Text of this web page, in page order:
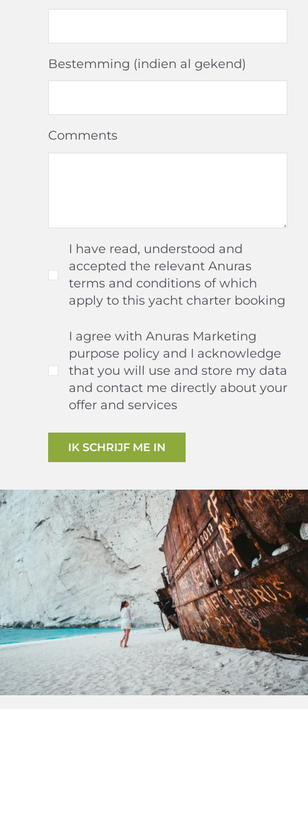
Bestemming (indien al gekend)
Comments
I have read, understood and
accepted the relevant Anuras
terms and conditions of which
apply to this yacht charter booking
I agree with Anuras Marketing
purpose policy and I acknowledge
that you will use and store my data
and contact me directly about your
offer and services
IK SCHRIJF ME IN